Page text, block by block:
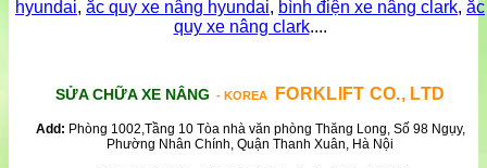
hyundai, ắc quy xe nâng hyundai, bình điện xe nâng clark, ắc
quy xe nâng clark....
SỬA CHỮA XE NÂNG - KOREA FORKLIFT CO., LTD
Add: Phòng 1002,Tầng 10 Tòa nhà văn phòng Thăng Long, Số 98 Ngụy,
Phường Nhân Chính, Quận Thanh Xuân, Hà Nội